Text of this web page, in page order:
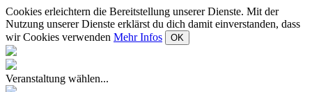
Cookies erleichtern die Bereitstellung unserer Dienste. Mit der
Nutzung unserer Dienste erklärst du dich damit einverstanden, dass
wir Cookies verwenden Mehr Infos OK
Veranstaltung wählen...